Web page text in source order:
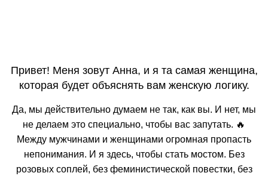
Привет! Меня зовут Анна, и я та самая женщина,
которая будет объяснять вам женскую логику.
Да, мы действительно думаем не так, как вы. И нет, мы
не делаем это специально, чтобы вас запутать. 🔥
Между мужчинами и женщинами огромная пропасть
непонимания. И я здесь, чтобы стать мостом. Без
розовых соплей, без феминистической повестки, без